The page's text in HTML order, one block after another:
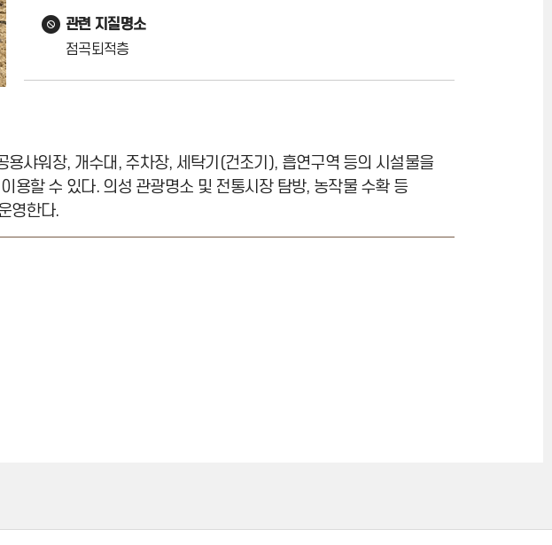
관련 지질명소
점곡퇴적층
샤워장, 개수대, 주차장, 세탁기(건조기), 흡연구역 등의 시설물을
용할 수 있다. 의성 관광명소 및 전통시장 탐방, 농작물 수확 등
영한다.